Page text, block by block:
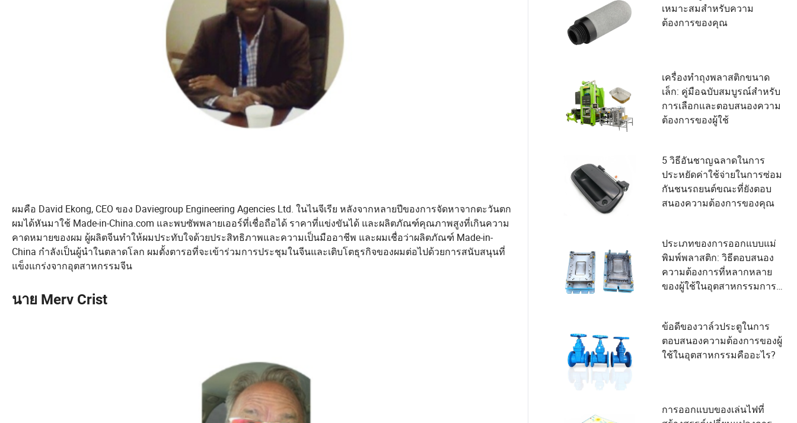
ผมคือ David Ekong, CEO ของ Daviegroup Engineering Agencies Ltd. ในไนจีเรีย หลังจากหลายปีของการจัดหาจากตะวันตก
ผมได้หันมาใช้ Made-in-China.com และพบซัพพลายเออร์ที่เชื่อถือได้ ราคาที่แข่งขันได้ และผลิตภัณฑ์คุณภาพสูงที่เกินความ
คาดหมายของผม ผู้ผลิตจีนทำให้ผมประทับใจด้วยประสิทธิภาพและความเป็นมืออาชีพ และผมเชื่อว่าผลิตภัณฑ์ Made-in-
China กำลังเป็นผู้นำในตลาดโลก ผมตั้งตารอที่จะเข้าร่วมการประชุมในจีนและเติบโตธุรกิจของผมต่อไปด้วยการสนับสนุนที่
แข็งแกร่งจากอุตสาหกรรมจีน
นาย Merv Crist
เหมาะสมสำหรับความ
ต้องการของคุณ
เครื่องทำถุงพลาสติกขนาด
เล็ก: คู่มือฉบับสมบูรณ์สำหรับ
การเลือกและตอบสนองความ
ต้องการของผู้ใช้
5 วิธีอันชาญฉลาดในการ
ประหยัดค่าใช้จ่ายในการซ่อม
กันชนรถยนต์ขณะที่ยังตอบ
สนองความต้องการของคุณ
ประเภทของการออกแบบแม่
พิมพ์พลาสติก: วิธีตอบสนอง
ความต้องการที่หลากหลาย
ของผู้ใช้ในอุตสาหกรรมการ
ข้อดีของวาล์วประตูในการ
ตอบสนองความต้องการของผู้
ใช้ในอุตสาหกรรมคืออะไร?
การออกแบบของเล่นไฟที่